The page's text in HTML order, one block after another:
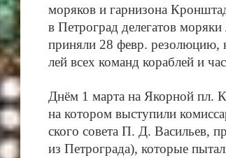
мо­ря­ков и гар­ни­зо­на
в Пет­ро­град де­ле­га­тов
при­ня­ли 28 февр. ре­зо­лю­цию,
лей всех ко­манд ко­раб­лей и
Днём 1 мар­та на Якор­ной пл.
на ко­то­ром вы­сту­пи­ли
ско­го со­ве­та П. Д.
из Пет­ро­гра­да), ко­то­рые